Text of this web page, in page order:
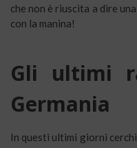
che non è riuscita a dire
con la manina!
Gli ultimi
Germania
In questi ultimi giorni